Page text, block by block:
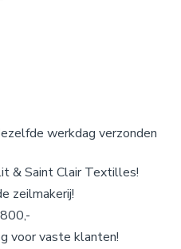
werkdag verzonden
& Saint Clair Textilles!
zeilmakerij!
voor vaste klanten!